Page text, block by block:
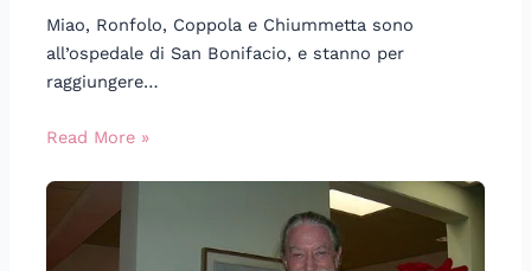
Miao, Ronfolo, Coppola e Chiummetta sono
all’ospedale di San Bonifacio, e stanno per
raggiungere…
Read More »